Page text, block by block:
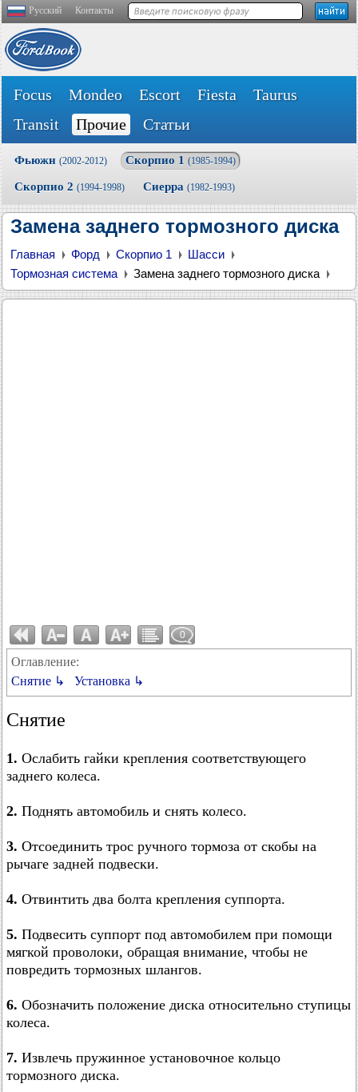
Русский Контакты
Focus Mondeo Escort Fiesta
Taurus
Transit
Прочие Статьи
Фьюжн (2002-2012) Скорпио 1 (1985-1994)
Скорпио 2 (1994-1998) Сиерра (1982-1993)
Замена заднего тормозного диска
Главная Форд Скорпио 1
Шасси
Тормозная система
Замена заднего тормозного диска
0
Оглавление:
Снятие ↳
Установка ↳
Снятие
1. Ослабить гайки крепления соответствующего
заднего колеса.
2. Поднять автомобиль и снять колесо.
3. Отсоединить трос ручного тормоза от скобы на
рычаге задней подвески.
4. Отвинтить два болта крепления суппорта.
5. Подвесить суппорт под автомобилем при помощи
мягкой проволоки, обращая внимание, чтобы не
повредить тормозных шлангов.
6. Обозначить положение диска относительно ступицы
колеса.
7. Извлечь пружинное установочное кольцо
тормозного диска.